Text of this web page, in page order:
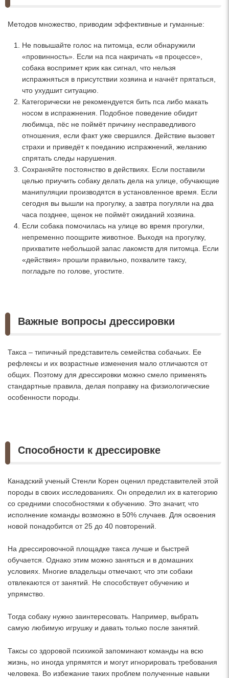
Методов множество, приводим эффективные и гуманные:
Не повышайте голос на питомца, если обнаружили
«провинность». Если на пса накричать «в процессе»,
собака воспримет крик как сигнал, что нельзя
испражняться в присутствии хозяина и начнёт прятаться,
что ухудшит ситуацию.
Категорически не рекомендуется бить пса либо макать
носом в испражнения. Подобное поведение обидит
любимца, пёс не поймёт причину несправедливого
отношения, если факт уже свершился. Действие вызовет
страхи и приведёт к поеданию испражнений, желанию
спрятать следы нарушения.
Сохраняйте постоянство в действиях. Если поставили
целью приучить собаку делать дела на улице, обучающие
манипуляции производятся в установленное время. Если
сегодня вы вышли на прогулку, а завтра погуляли на два
часа позднее, щенок не поймёт ожиданий хозяина.
Если собака помочилась на улице во время прогулки,
непременно поощрите животное. Выходя на прогулку,
прихватите небольшой запас лакомств для питомца. Если
«действия» прошли правильно, похвалите таксу,
погладьте по голове, угостите.
Важные вопросы дрессировки
Такса – типичный представитель семейства собачьих. Ее
рефлексы и их возрастные изменения мало отличаются от
общих. Поэтому для дрессировки можно смело применять
стандартные правила, делая поправку на физиологические
особенности породы.
Способности к дрессировке
Канадский ученый Стенли Корен оценил представителей этой
породы в своих исследованиях. Он определил их в категорию
со средними способностями к обучению. Это значит, что
исполнение команды возможно в 50% случаев. Для освоения
новой понадобится от 25 до 40 повторений.
На дрессировочной площадке такса лучше и быстрей
обучается. Однако этим можно заняться и в домашних
условиях. Многие владельцы отмечают, что эти собаки
отвлекаются от занятий. Не способствует обучению и
упрямство.
Тогда собаку нужно заинтересовать. Например, выбрать
самую любимую игрушку и давать только после занятий.
Таксы со здоровой психикой запоминают команды на всю
жизнь, но иногда упрямятся и могут игнорировать требования
человека. Во избежание таких проблем полученные навыки